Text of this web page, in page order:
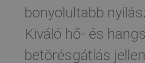
bonyolultabb
Kiváló hő- és
betörésgátlás